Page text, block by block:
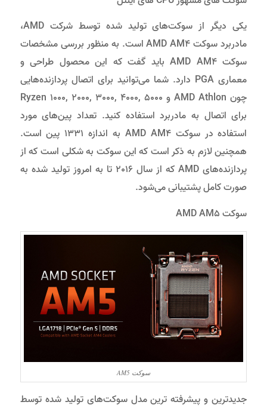
یکی دیگر از سوکت‌های تولید شده توسط شرکت AMD،
مادربرد سوکت AMD AM4 است. به منظور بررسی مشخصات
سوکت AMD AM4 باید گفت که این محصول طراحی و
معماری PGA دارد. شما می‌توانید برای اتصال پردازنده‌هایی
چون AMD Athlon و Ryzen 1000, 2000, 3000, 4000, 5000
برای اتصال به مادربرد استفاده کنید. تعداد پین‌های مورد
استفاده در سوکت AMD AM4 به اندازه 1331 پین است.
همچنین لازم به ذکر است که این سوکت به شکلی است که از
پردازنده‌های AMD که از سال 2016 تا به امروز تولید شده به
صورت کامل پشتیبانی می‌شود.
سوکت AMD AM5
سوکت AM5
جدیدترین و پیشرفته ترین مدل سوکت‌های تولید شده توسط